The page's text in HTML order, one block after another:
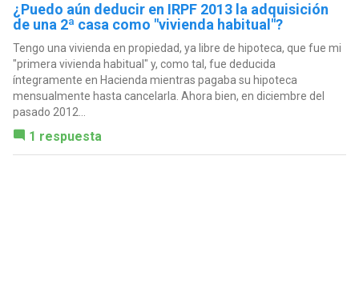
¿Puedo aún deducir en IRPF 2013 la adquisición
de una 2ª casa como "vivienda habitual"?
Tengo una vivienda en propiedad, ya libre de hipoteca, que fue mi
"primera vivienda habitual" y, como tal, fue deducida
íntegramente en Hacienda mientras pagaba su hipoteca
mensualmente hasta cancelarla. Ahora bien, en diciembre del
pasado 2012...
1 respuesta